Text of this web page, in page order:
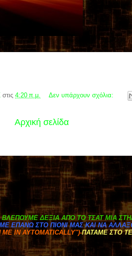
στις 4:20 π.μ. Δεν υπάρχουν σχόλια:
Αρχική σελίδα
ΒΛΕΠΟΥΜΕ ΔΕΞΙΑ ΑΠΟ ΤΟ ΤΣΑΤ ΜΙΑ
ΕΠΑΝΩ ΣΤΟ ΠΙΟΝΙ ΜΑΣ ΚΑΙ ΝΑ
ME INAYTOMATICALLY'')-ΠΑΤΑΜΕ ΣΤΟ